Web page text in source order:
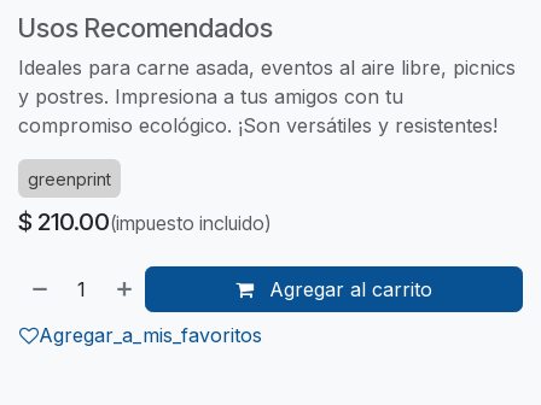
Usos Recomendados
Ideales para carne asada, eventos al aire libre, picnics
y postres. Impresiona a tus amigos con tu
compromiso ecológico. ¡Son versátiles y resistentes!
greenprint
$ 210.00(impuesto incluido)
Agregar al carrito
Agregar_a_mis_favoritos